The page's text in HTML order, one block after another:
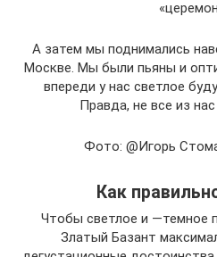
А затем мы поднимались
Москве. Мы были пьяны и
впереди у нас светлое
Правда, не все из
Фото: @Игорь
Как
Чтобы светлое и —темное
Златый Базант